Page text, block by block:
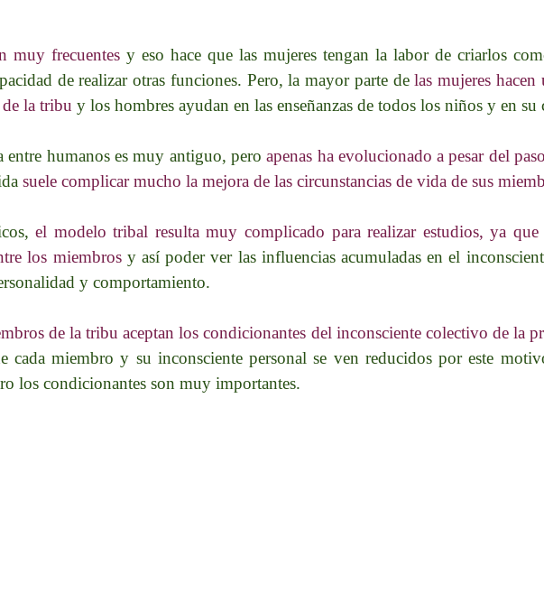
muy frecuentes y eso hace que las mujeres tengan la labor de criarlos
de realizar otras funciones. Pero, la mayor parte delas mujeres
la tribu y los hombres ayudan en las enseñanzas de todos los niños y en su
entre humanos es muy antiguo, peroapenas ha evolucionado a pesar del
suele complicar mucho la mejora de las circunstancias de vida de sus
el modelo tribal resulta muy complicado para realizar estudios, ya
los miembrosy así poder ver las influencias acumuladas en el
y comportamiento.
de la tribu aceptan los condicionantes del inconsciente colectivo de la
cada miembro y su inconsciente personal se ven reducidos por este
los condicionantes son muy importantes.